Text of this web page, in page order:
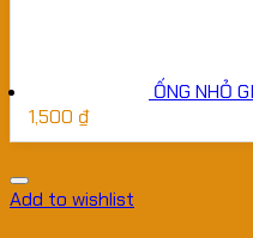
ỐNG NHỎ
1,500 ₫
Add to wishlist